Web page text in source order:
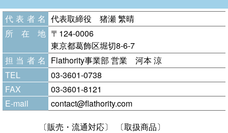
代表者名 代表取締役 猪瀬 繁晴
所在地 〒124-0006
東京都葛飾区堀切8-6-7
担当者名 Flathority事業部 営業 河本 涼
TEL
03-3601-0738
FAX
03-3601-8121
E-mail
contact@flathority.com
〔販売・流通対応〕
〔取扱商品〕